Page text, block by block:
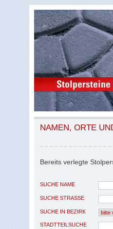
NAMEN, ORTE
Bereits verlegte
SUCHE NAME
SUCHE STRASSE
SUCHE IN BEZIRK
STADTTEILSUCHE